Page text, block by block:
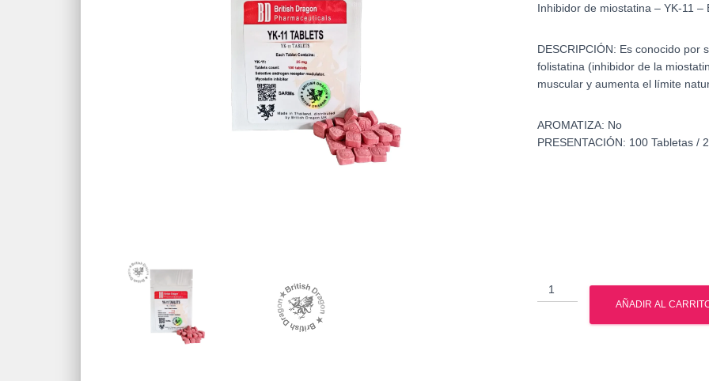
Inhibidor de miostatina – YK-11 –
DESCRIPCIÓN: Es conocido por
folistatina (inhibidor de la
muscular y aumenta el límite
AROMATIZA: No
PRESENTACIÓN: 100 Tabletas /
Inhibidor
de
miostatina
AÑADIR AL